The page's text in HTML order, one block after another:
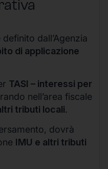
dall’Agenzia
di applicazione
TASI – interessi per
nell’area fiscale
tributi locali.
dovrà
IMU e altri tributi